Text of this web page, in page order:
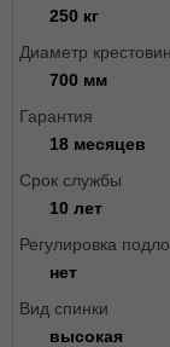
250 кг
Диаметр
700 мм
Гарантия
18 месяцев
Срок службы
10 лет
Регулировка
нет
Вид спинки
высокая